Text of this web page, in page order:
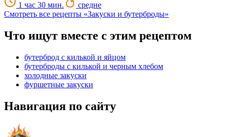
1 час 30 мин.
средне
Смотреть все рецепты «Закуски и бутерброды»
Что ищут вместе с этим рецептом
бутерброд с килькой и яйцом
бутерброды с килькой и черным хлебом
холодные закуски
фуршетные закуски
Навигация по сайту